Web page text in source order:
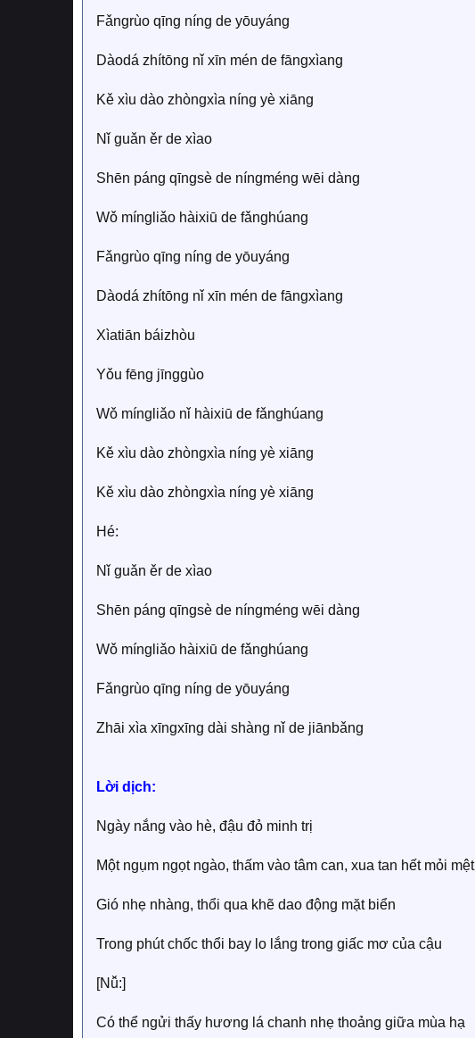
Fǎngrùo qīng níng de yōuyáng
Dàodá zhítōng nǐ xīn mén de fāngxìang
Kě xìu dào zhòngxìa níng yè xiāng
Nǐ guǎn ěr de xìao
Shēn páng qīngsè de níngméng wēi dàng
Wǒ míngliǎo hàixiū de fǎnghúang
Fǎngrùo qīng níng de yōuyáng
Dàodá zhítōng nǐ xīn mén de fāngxìang
Xìatiān báizhòu
Yǒu fēng jīnggùo
Wǒ míngliǎo nǐ hàixiū de fǎnghúang
Kě xìu dào zhòngxìa níng yè xiāng
Kě xìu dào zhòngxìa níng yè xiāng
Hé:
Nǐ guǎn ěr de xìao
Shēn páng qīngsè de níngméng wēi dàng
Wǒ míngliǎo hàixiū de fǎnghúang
Fǎngrùo qīng níng de yōuyáng
Zhāi xìa xīngxīng dài shàng nǐ de jiānbǎng
Lời dịch:
Ngày nắng vào hè, đậu đỏ minh trị
Một ngụm ngọt ngào, thấm vào tâm can, xua tan hết mỏi mệt
Gió nhẹ nhàng, thổi qua khẽ dao động mặt biển
Trong phút chốc thổi bay lo lắng trong giấc mơ của cậu
[Nǚ:]
Có thể ngửi thấy hương lá chanh nhẹ thoảng giữa mùa hạ